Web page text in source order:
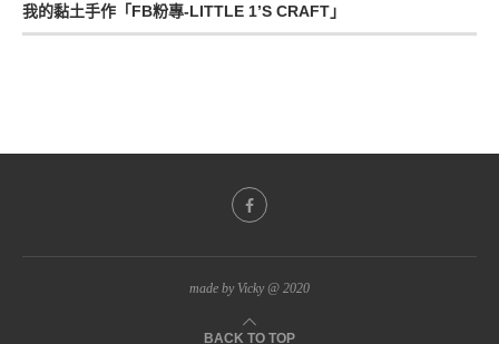
我的黏土手作「FB粉專-LITTLE 1’S CRAFT」
made by Vicky @ 2020
BACK TO TOP